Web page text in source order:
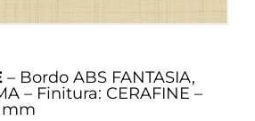
– Bordo ABS FANTASIA,
– Finitura: CERAFINE –
mm